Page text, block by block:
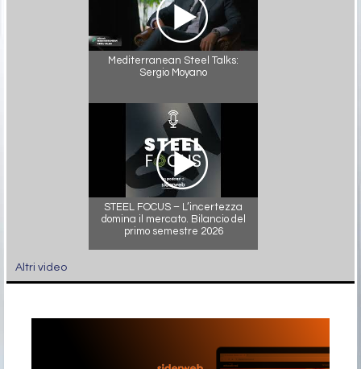
Mediterranean Steel Talks:
Sergio Moyano
STEEL FOCUS – L’incertezza
domina il mercato. Bilancio del
primo semestre 2026
Altri video